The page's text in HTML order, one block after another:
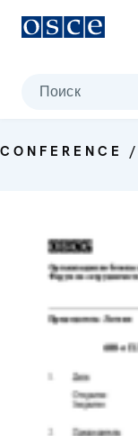
Поиск
CONFERENCE